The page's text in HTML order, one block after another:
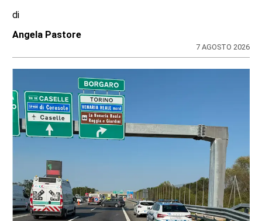
di
Angela Pastore
7 AGOSTO 2026